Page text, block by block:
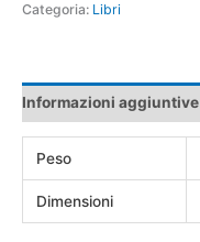
Categoria: Libri
Informazioni aggiuntive
Peso
Dimensioni